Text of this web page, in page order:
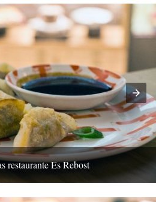
restaurante Es Rebost